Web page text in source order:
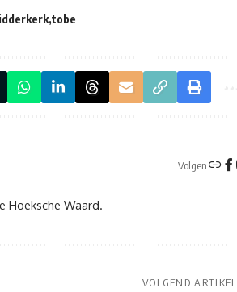
tobe
Volgen
Hoeksche Waard.
VOLGEND ARTIKEL